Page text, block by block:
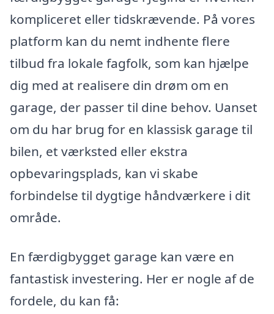
kompliceret eller tidskrævende. På vores
platform kan du nemt indhente flere
tilbud fra lokale fagfolk, som kan hjælpe
dig med at realisere din drøm om en
garage, der passer til dine behov. Uanset
om du har brug for en klassisk garage til
bilen, et værksted eller ekstra
opbevaringsplads, kan vi skabe
forbindelse til dygtige håndværkere i dit
område.
En færdigbygget garage kan være en
fantastisk investering. Her er nogle af de
fordele, du kan få: